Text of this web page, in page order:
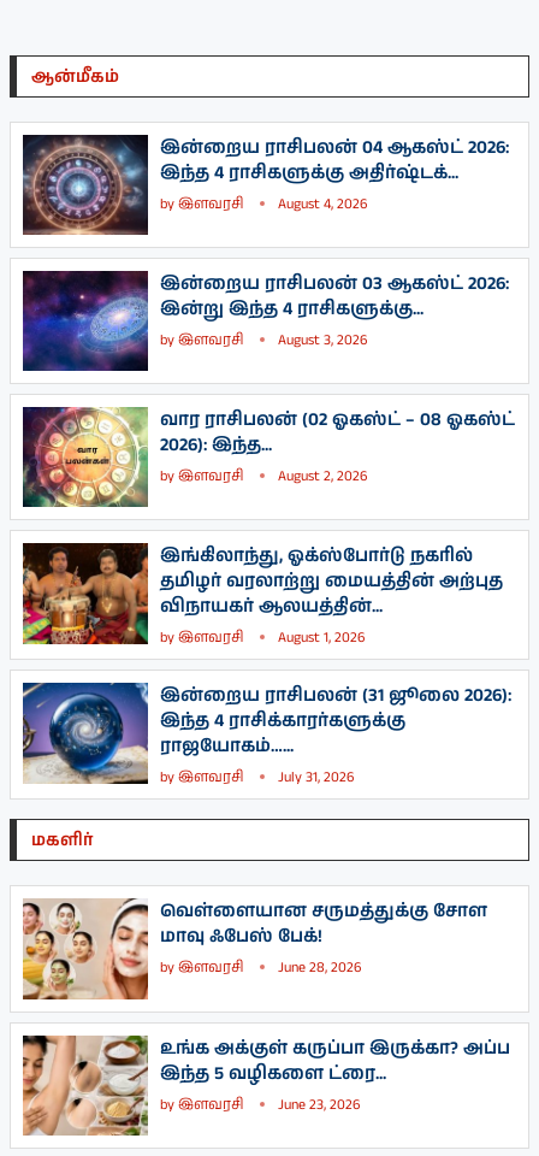
ஆன்மீகம்
இன்றைய ராசிபலன் 04 ஆகஸ்ட் 2026:
இந்த 4 ராசிகளுக்கு அதிர்ஷ்டக்...
byஇளவரசி August 4, 2026
இன்றைய ராசிபலன் 03 ஆகஸ்ட் 2026:
இன்று இந்த 4 ராசிகளுக்கு...
byஇளவரசி August 3, 2026
வார ராசிபலன் (02 ஓகஸ்ட் – 08 ஓகஸ்ட்
2026): இந்த...
byஇளவரசி August 2, 2026
இங்கிலாந்து, ஓக்ஸ்போர்டு நகரில்
தமிழர் வரலாற்று மையத்தின் அற்புத
விநாயகர் ஆலயத்தின்...
byஇளவரசி August 1, 2026
இன்றைய ராசிபலன் (31 ஜூலை 2026):
இந்த 4 ராசிக்காரர்களுக்கு
ராஜயோகம்…...
byஇளவரசி July 31, 2026
மகளிர்
வெள்ளையான சருமத்துக்கு சோள
மாவு ஃபேஸ் பேக்!
byஇளவரசி June 28, 2026
உங்க அக்குள் கருப்பா இருக்கா? அப்ப
இந்த 5 வழிகளை ட்ரை...
byஇளவரசி June 23, 2026